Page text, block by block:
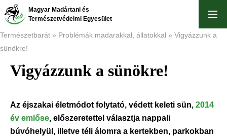
Skip
to
main
content
Magyar Madártani és
Természetvédelmi Egyesület
Breadcrumb
Természetbarát Problémák madarakkal, állatokkal
Vigyázzunk a
sünökre!
Vigyázzunk a sünökre!
Az éjszakai életmódot folytató, védett keleti sün, 2014
év emlőse, előszeretettel választja nappali
búvóhelyül, illetve téli álomra a kertekben, parkokban